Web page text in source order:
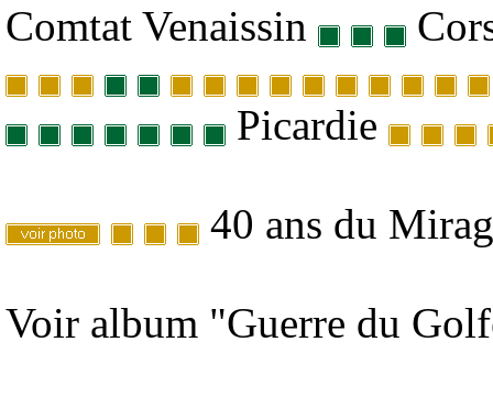
Comtat Venaissin
Picardie
40 ans du
Voir album "Guerre du